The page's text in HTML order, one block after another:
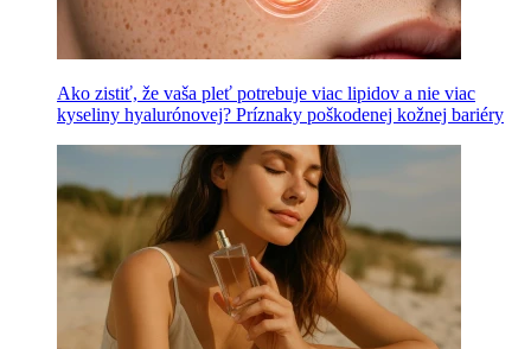
Ako zistiť, že vaša pleť potrebuje viac lipidov a nie viac
kyseliny hyalurónovej? Príznaky poškodenej kožnej bariéry